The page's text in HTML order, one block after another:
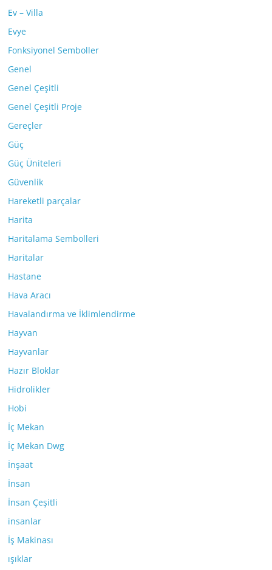
Ev – Villa
Evye
Fonksiyonel Semboller
Genel
Genel Çeşitli
Genel Çeşitli Proje
Gereçler
Güç
Güç Üniteleri
Güvenlik
Hareketli parçalar
Harita
Haritalama Sembolleri
Haritalar
Hastane
Hava Aracı
Havalandırma ve İklimlendirme
Hayvan
Hayvanlar
Hazır Bloklar
Hidrolikler
Hobi
İç Mekan
İç Mekan Dwg
İnşaat
İnsan
İnsan Çeşitli
insanlar
İş Makinası
ışıklar